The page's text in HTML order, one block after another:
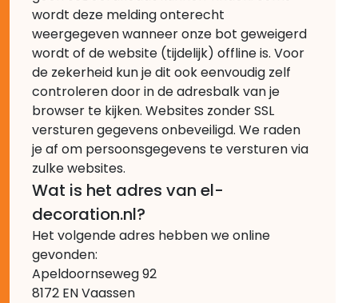
wordt deze melding onterecht
weergegeven wanneer onze bot geweigerd
wordt of de website (tijdelijk) offline is. Voor
de zekerheid kun je dit ook eenvoudig zelf
controleren door in de adresbalk van je
browser te kijken. Websites zonder SSL
versturen gegevens onbeveiligd. We raden
je af om persoonsgegevens te versturen via
zulke websites.
Wat is het adres van el-
decoration.nl?
Het volgende adres hebben we online
gevonden:
Apeldoornseweg 92
8172 EN Vaassen